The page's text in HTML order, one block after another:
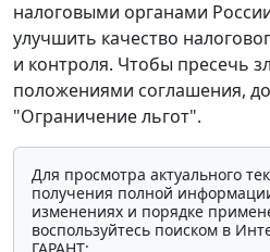
налоговыми органами
улучшить качество
и контроля. Чтобы пресечь
положениями соглашения,
"Ограничение льгот".
Для просмотра актуального
получения полной
изменениях и порядке
воспользуйтесь поиском в